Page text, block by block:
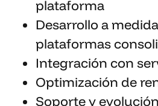
plataforma
Desarrollo a
plataformas
Integración con
Optimización de
Soporte y